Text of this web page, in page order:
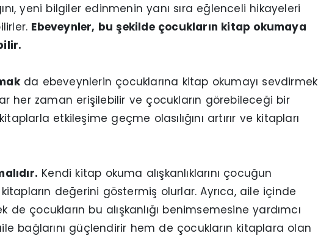
yeni bilgiler edinmenin yanı sıra eğlenceli hikayeleri
Ebeveynler, bu şekilde çocukların kitap okumaya
da ebeveynlerin çocuklarına kitap okumayı sevdirmek
her zaman erişilebilir ve çocukların görebileceği bir
etkileşime geçme olasılığını artırır ve kitapları
Kendi kitap okuma alışkanlıklarını çocuğun
değerini göstermiş olurlar. Ayrıca, aile içinde
çocukların bu alışkanlığı benimsemesine yardımcı
bağlarını güçlendirir hem de çocukların kitaplara olan